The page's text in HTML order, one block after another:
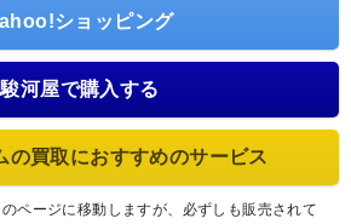
ショッピング
駿河屋で購入する
の買取におすすめのサービス
ページに移動しますが、必ずしも販売されて